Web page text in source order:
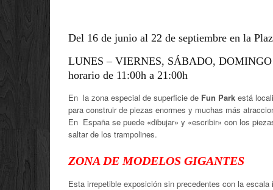
Del 16 de junio al 22 de septiembre en la
LUNES – VIERNES, SÁBADO,
horario de 11:00h a 21:00h
En la zona especial de superficie de Fun Park está
para construir de piezas enormes y muchas más
En España se puede «dibujar» y «escribir» con los
saltar de los trampolines.
ZONA DE MODELOS GIGANTES
Esta irrepetible exposición sin precedentes con la